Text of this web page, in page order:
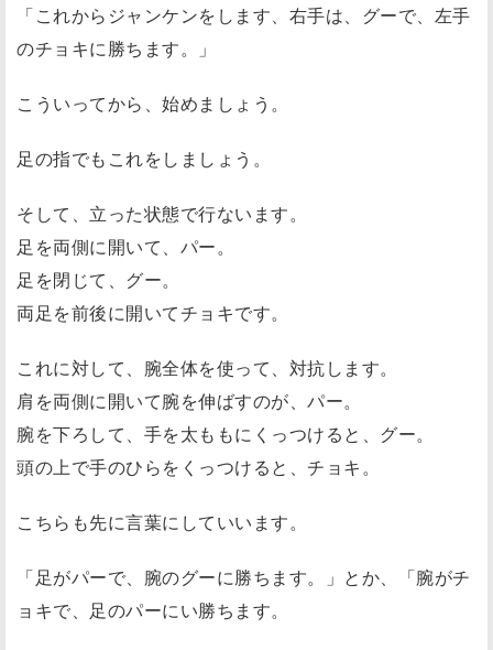
「これからジャンケンをします、右手は、グーで、左手
のチョキに勝ちます。」
こういってから、始めましょう。
足の指でもこれをしましょう。
そして、立った状態で行ないます。
足を両側に開いて、パー。
足を閉じて、グー。
両足を前後に開いてチョキです。
これに対して、腕全体を使って、対抗します。
肩を両側に開いて腕を伸ばすのが、パー。
腕を下ろして、手を太ももにくっつけると、グー。
頭の上で手のひらをくっつけると、チョキ。
こちらも先に言葉にしていいます。
「足がパーで、腕のグーに勝ちます。」とか、「腕がチ
ョキで、足のパーにい勝ちます。